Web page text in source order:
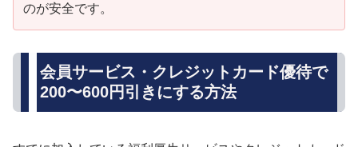
のが安全です。
会員サービス・クレジットカード優待で
200〜600円引きにする方法